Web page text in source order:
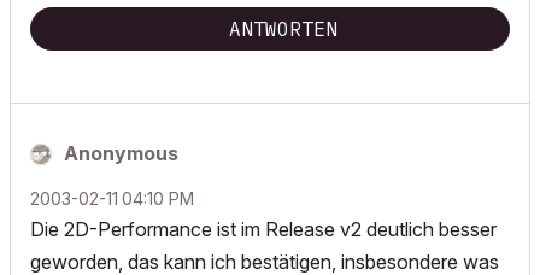
ANTWORTEN
Anonymous
‎2003-02-11 04:10 PM
Die 2D-Performance ist im Release v2 deutlich besser
geworden, das kann ich bestätigen, insbesondere was